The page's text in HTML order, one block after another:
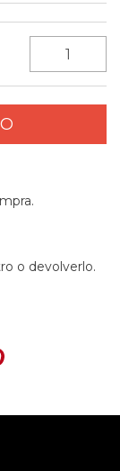
o devolverlo.